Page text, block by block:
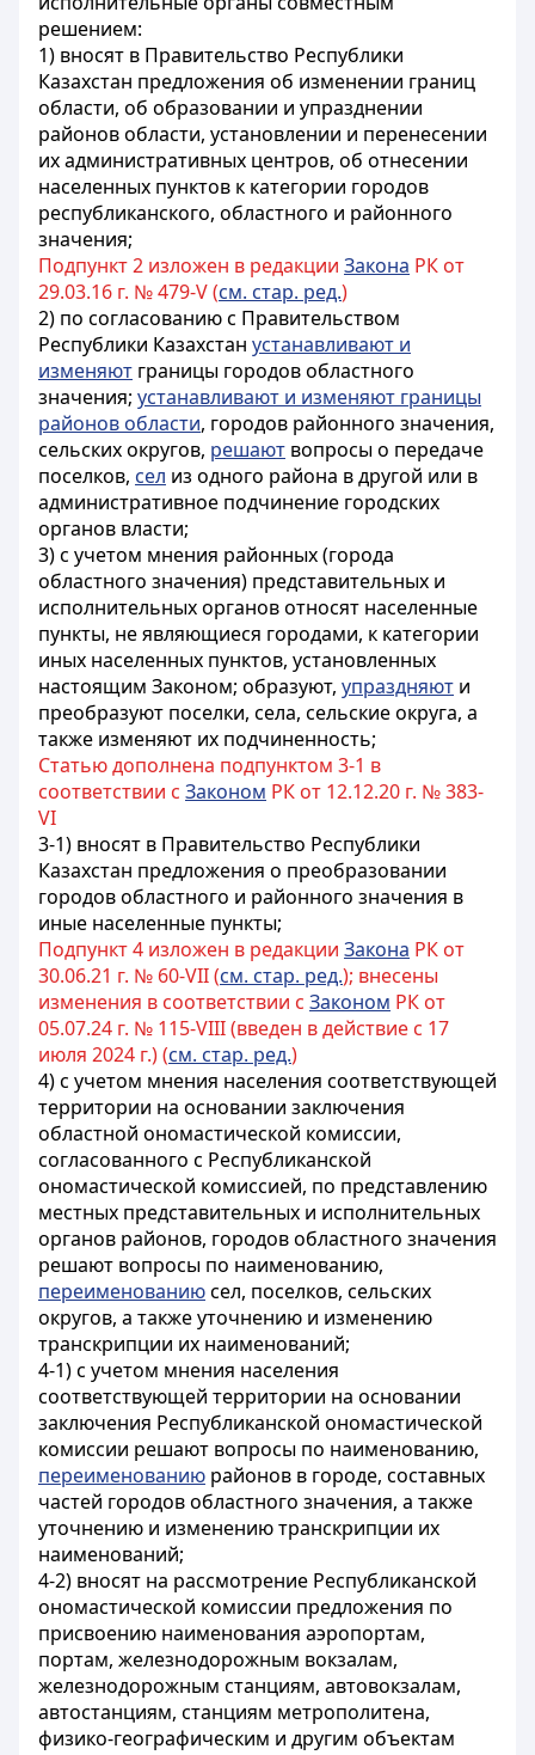
решением:
1) вносят в Правительство Республики
Казахстан предложения об изменении границ
области, об образовании и упразднении
районов области, установлении и перенесении
их административных центров, об отнесении
населенных пунктов к категории городов
республиканского, областного и районного
значения;
Подпункт 2 изложен в редакции Закона РК от
29.03.16 г. № 479-V (см. стар. ред.)
2) по согласованию с Правительством
Республики Казахстан устанавливают и
изменяют границы городов областного
значения; устанавливают и изменяют границы
районов области, городов районного значения,
сельских округов, решают вопросы о передаче
поселков, сел из одного района в другой или в
административное подчинение городских
органов власти;
3) с учетом мнения районных (города
областного значения) представительных и
исполнительных органов относят населенные
пункты, не являющиеся городами, к категории
иных населенных пунктов, установленных
настоящим Законом; образуют, упраздняют и
преобразуют поселки, села, сельские округа, а
также изменяют их подчиненность;
Статью дополнена подпунктом 3-1 в
соответствии с Законом РК от 12.12.20 г. № 383-
VI
3-1) вносят в Правительство Республики
Казахстан предложения о преобразовании
городов областного и районного значения в
иные населенные пункты;
Подпункт 4 изложен в редакции Закона РК от
30.06.21 г. № 60-VII (см. стар. ред.); внесены
изменения в соответствии с Законом РК от
05.07.24 г. № 115-VIII (введен в действие с 17
июля 2024 г.) (см. стар. ред.)
4) с учетом мнения населения соответствующей
территории на основании заключения
областной ономастической комиссии,
согласованного с Республиканской
ономастической комиссией, по представлению
местных представительных и исполнительных
органов районов, городов областного значения
решают вопросы по наименованию,
переименованиюсел, поселков, сельских
округов, а также уточнению и изменению
транскрипции их наименований;
4-1) с учетом мнения населения
соответствующей территории на основании
заключения Республиканской ономастической
комиссии решают вопросы по наименованию,
переименованию районов в городе, составных
частей городов областного значения, а также
уточнению и изменению транскрипции их
наименований;
4-2) вносят на рассмотрение Республиканской
ономастической комиссии предложения по
присвоению наименования аэропортам,
портам, железнодорожным вокзалам,
железнодорожным станциям, автовокзалам,
автостанциям, станциям метрополитена,
физико-географическим и другим объектам